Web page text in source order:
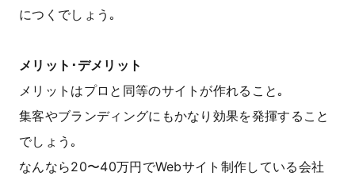
につくでしょう｡
メリット･デメリット
メリットはプロと同等のサイトが作れること｡
集客やブランディングにもかなり効果を発揮すること
でしょう｡
なんなら20〜40万円でWebサイト制作している会社